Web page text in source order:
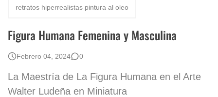
retratos hiperrealistas pintura al oleo
Figura Humana Femenina y Masculina
Febrero 04, 2024 0
La Maestría de La Figura Humana en el Arte
Walter Ludeña en Miniatura